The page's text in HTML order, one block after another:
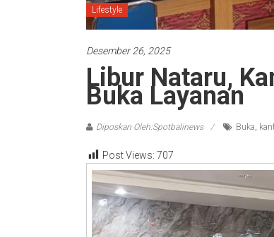
Lifestyle
Desember 26, 2025
Libur Nataru,
Buka Layanan
Diposkan Oleh:Spotbalinews Buka,
Post Views: 707